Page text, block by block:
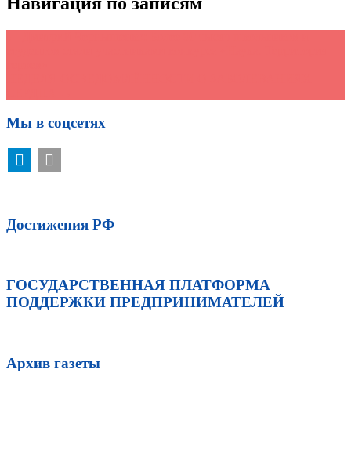
Мы в соцсетях
Достижения РФ
ГОСУДАРСТВЕННАЯ ПЛАТФОРМА
ПОДДЕРЖКИ ПРЕДПРИНИМАТЕЛЕЙ
Архив газеты